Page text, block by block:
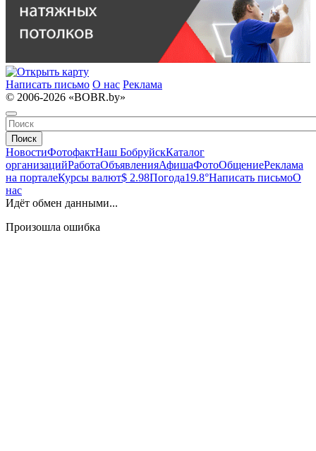
Написать письмо О нас Реклама
© 2006-2026 «BOBR.by»
Поиск
НовостиФотофактНаш БобруйскКаталог
организацийРаботаОбъявленияАфишаФотоОбщениеРеклама
на порталеКурсы валют$ 2.98Погода19.8°Написать письмоО
нас
Идёт обмен данными...
Произошла ошибка